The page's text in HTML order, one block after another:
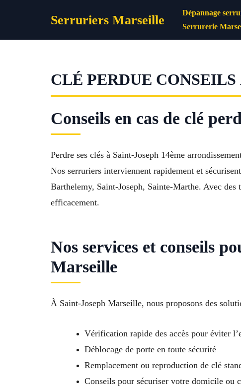
Serruriers Marseille Dépannage
Serrurerie
CLÉ PERDUE
Conseils en cas de clé
Perdre ses clés à Saint-Joseph 14ème
Nos serruriers interviennent rapidement et
Barthelemy, Saint-Joseph, Sainte-Marthe. Avec des
efficacement.
Nos services et conseils
Marseille
À Saint-Joseph Marseille, nous proposons des
Vérification rapide des accès pour éviter
Déblocage de porte en toute sécurité
Remplacement ou reproduction de clé
Conseils pour sécuriser votre domicile ou